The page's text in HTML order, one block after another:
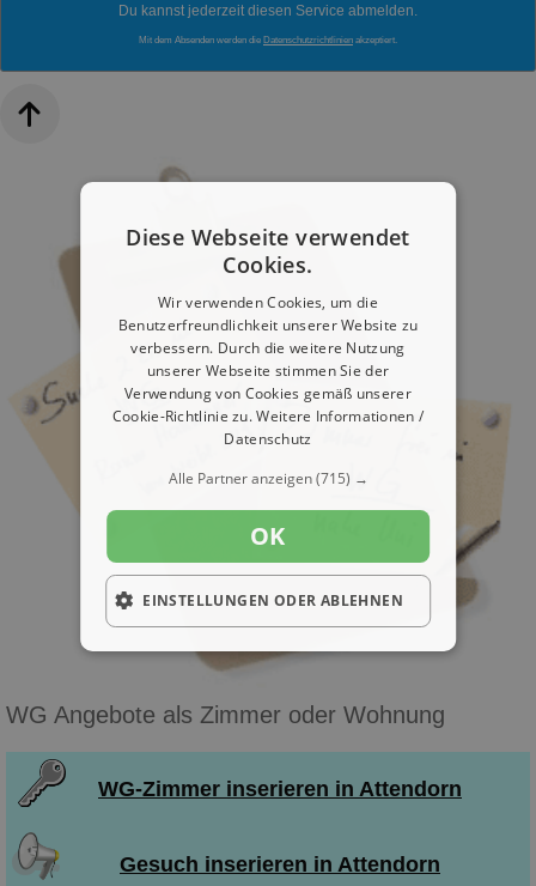
Du kannst jederzeit diesen Service abmelden.
Mit dem Absenden werden die Datenschutzrichtlinien akzeptiert.
WG Angebote als Zimmer oder Wohnung
WG-Zimmer inserieren in Attendorn
Gesuch inserieren in Attendorn
Diese Webseite verwendet
Cookies.
Wir verwenden Cookies, um die
Benutzerfreundlichkeit unserer Website zu
verbessern. Durch die weitere Nutzung
unserer Webseite stimmen Sie der
Verwendung von Cookies gemäß unserer
Cookie-Richtlinie zu.Weitere Informationen /
Datenschutz
Alle Partner anzeigen(715) →
OK
EINSTELLUNGEN ODER ABLEHNEN